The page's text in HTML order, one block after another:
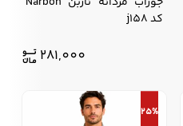
کد j158
281,000
25%